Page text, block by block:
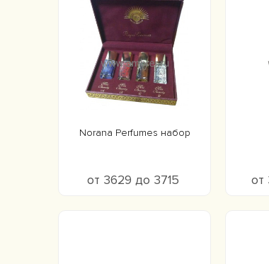
Norana Perfumes набор
от 3629 до 3715 от